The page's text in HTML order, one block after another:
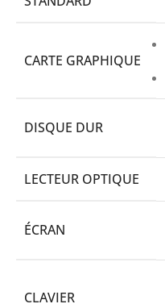
CARTE GRAPHIQUE
DISQUE DUR
LECTEUR OPTIQUE
ÉCRAN
CLAVIER